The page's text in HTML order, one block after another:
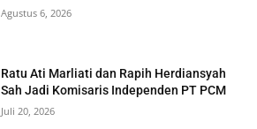
Agustus 6, 2026
Ratu Ati Marliati dan Rapih Herdiansyah
Sah Jadi Komisaris Independen PT PCM
Juli 20, 2026